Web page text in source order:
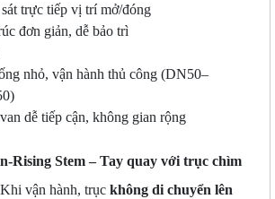
trực tiếp vị trí mở/đóng
đơn giản, dễ bảo trì
nhỏ, vận hành thủ công (DN50–
dễ tiếp cận, không gian rộng
Rising Stem – Tay quay với trục chìm
vận hành, trục không di chuyển lên